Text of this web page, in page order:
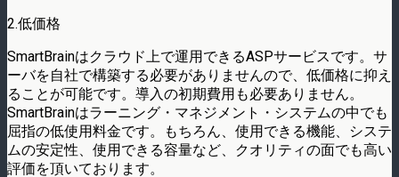
2.低価格
SmartBrainはクラウド上で運用できるASPサービスです。サ
ーバを自社で構築する必要がありませんので、低価格に抑え
ることが可能です。導入の初期費用も必要ありません。
SmartBrainはラーニング・マネジメント・システムの中でも
屈指の低使用料金です。もちろん、使用できる機能、システ
ムの安定性、使用できる容量など、クオリティの面でも高い
評価を頂いております。